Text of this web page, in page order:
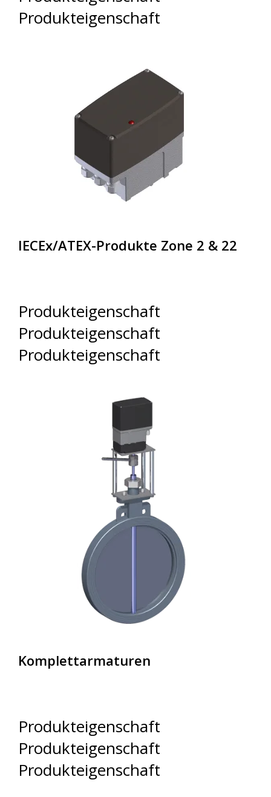
Produkteigenschaft
IECEx/ATEX-Produkte Zone 2 & 22
Produkteigenschaft
Produkteigenschaft
Produkteigenschaft
Komplettarmaturen
Produkteigenschaft
Produkteigenschaft
Produkteigenschaft